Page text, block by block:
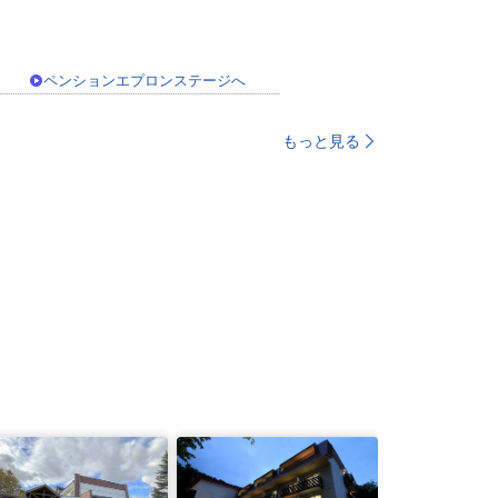
ペンションエプロンステージへ
もっと見る